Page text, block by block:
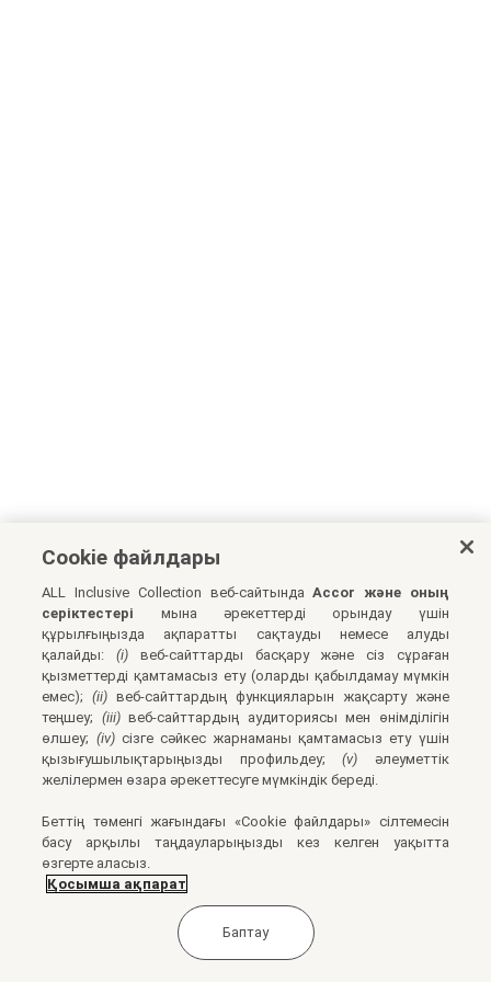
Cookie файлдары
ALL Inclusive Collection веб-сайтындаAccor және оның
серіктестері мына әрекеттерді орындау үшін
құрылғыңызда ақпаратты сақтауды немесе алуды
қалайды:(i) веб-сайттарды басқару және сіз сұраған
қызметтерді қамтамасыз ету (оларды қабылдамау мүмкін
емес);(ii) веб-сайттардың функцияларын жақсарту және
теңшеу; (iii)веб-сайттардың аудиториясы мен өнімділігін
өлшеу; (iv)сізге сәйкес жарнаманы қамтамасыз ету үшін
қызығушылықтарыңызды профильдеу;(v) әлеуметтік
желілермен өзара әрекеттесуге мүмкіндік береді.
Беттің төменгі жағындағы «Cookie файлдары» сілтемесін
басу арқылы таңдауларыңызды кез келген уақытта
өзгерте аласыз.
Қосымша ақпарат
Баптау